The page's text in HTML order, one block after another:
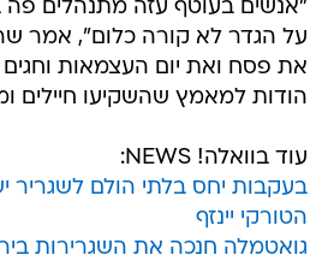
"אנשים בעוטף עזה מתנהלים פה
על הגדר לא קורה כלום", אמר שר
את פסח ואת יום העצמאות
הודות למאמץ שהשקיעו חיילים
עוד בוואלה! NEWS:
בעקבות יחס בלתי הולם לשגריר
הטורקי יינזף
גואטמלה חנכה את השגרירות